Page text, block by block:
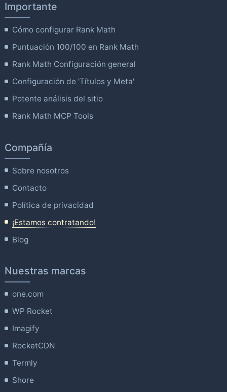
Importante
Cómo configurar Rank Math
Puntuación 100/100 en Rank Math
Rank Math Configuración general
Configuración de 'Títulos y Meta'
Potente análisis del sitio
Rank Math MCP Tools
Compañía
Sobre nosotros
Contacto
Política de privacidad
¡Estamos contratando!
Blog
Nuestras marcas
one.com
WP Rocket
Imagify
RocketCDN
Termly
Shore